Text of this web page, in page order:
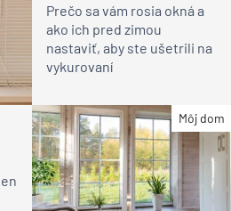
Prečo sa vám rosia okná a
ako ich pred zimou
nastaviť, aby ste ušetrili na
vykurovaní
Môj dom